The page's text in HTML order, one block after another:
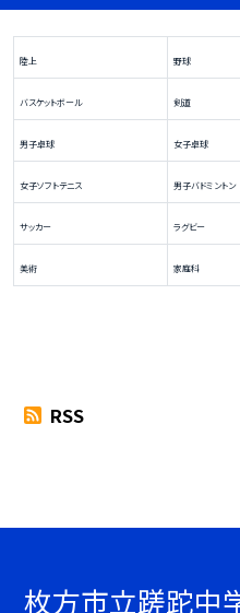
陸上 野球
バスケットボール 剣道
男子卓球 女子卓球
女子ソフトテニス 男子バドミントン
サッカー ラグビー
美術 家庭科
RSS
枚方市立蹉跎中